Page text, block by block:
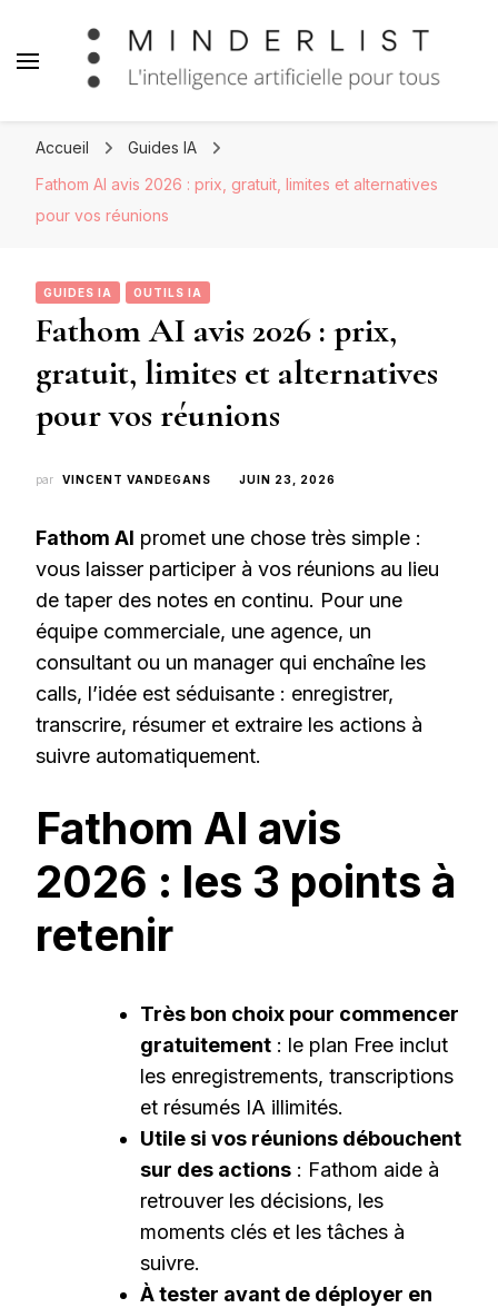
Artificielle
Accueil
Guides IA
Fathom AI avis 2026 : prix, gratuit, limites et alternatives
pour vos réunions
GUIDES IA OUTILS IA
Fathom AI avis 2026 : prix,
gratuit, limites et alternatives
pour vos réunions
par VINCENT VANDEGANS JUIN 23, 2026
Fathom AI promet une chose très simple :
vous laisser participer à vos réunions au lieu
de taper des notes en continu. Pour une
équipe commerciale, une agence, un
consultant ou un manager qui enchaîne les
calls, l’idée est séduisante : enregistrer,
transcrire, résumer et extraire les actions à
suivre automatiquement.
Fathom AI avis
2026 : les 3 points à
retenir
Très bon choix pour commencer
gratuitement : le plan Free inclut
les enregistrements, transcriptions
et résumés IA illimités.
Utile si vos réunions débouchent
sur des actions : Fathom aide à
retrouver les décisions, les
moments clés et les tâches à
suivre.
À tester avant de déployer en